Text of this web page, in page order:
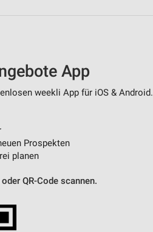
App
weekli App für iOS & Android.
Prospekten
planen
QR-Code scannen.